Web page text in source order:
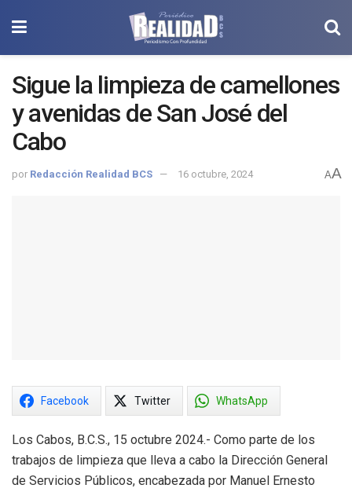
Sigue la limpieza de camellones
y avenidas de San José del
Cabo
por Redacción Realidad BCS 16 octubre, 2024 AA
Facebook Twitter WhatsApp
Los Cabos, B.C.S., 15 octubre 2024.- Como parte de los
trabajos de limpieza que lleva a cabo la Dirección General
de Servicios Públicos, encabezada por Manuel Ernesto